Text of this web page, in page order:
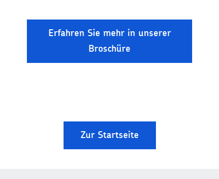
Erfahren Sie mehr in unserer
Broschüre
Zur Startseite